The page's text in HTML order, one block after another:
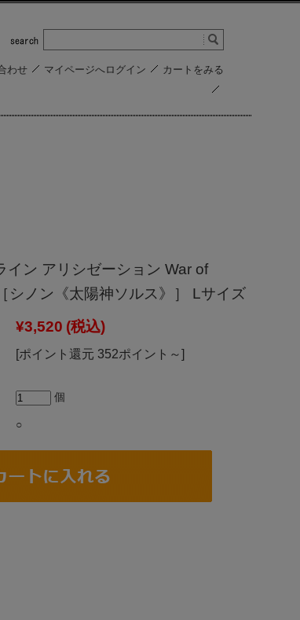
わせ マイページへログイン カートをみる
イン アリシゼーション War of
シノン《太陽神ソルス》］ Lサイズ
¥3,520 (税込)
[ポイント還元 352ポイント～]
個
○